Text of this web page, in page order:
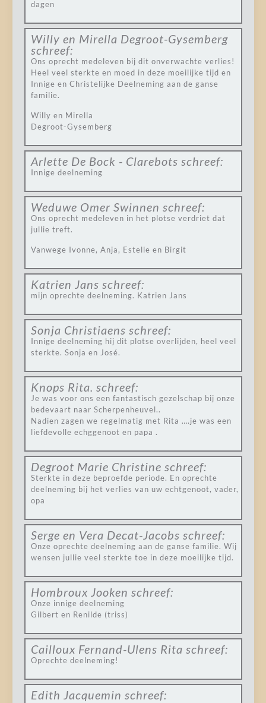
dagen
Willy en Mirella Degroot-Gysemberg
schreef:
Ons oprecht medeleven bij dit onverwachte verlies!
Heel veel sterkte en moed in deze moeilijke tijd en
Innige en Christelijke Deelneming aan de ganse
familie.
Willy en Mirella
Degroot-Gysemberg
Arlette De Bock - Clarebots schreef:
Innige deelneming
Weduwe Omer Swinnen schreef:
Ons oprecht medeleven in het plotse verdriet dat
jullie treft.
Vanwege Ivonne, Anja, Estelle en Birgit
Katrien Jans schreef:
mijn oprechte deelneming. Katrien Jans
Sonja Christiaens schreef:
Innige deelneming hij dit plotse overlijden, heel veel
sterkte. Sonja en José.
Knops Rita. schreef:
Je was voor ons een fantastisch gezelschap bij onze
bedevaart naar Scherpenheuvel..
Nadien zagen we regelmatig met Rita ….je was een
liefdevolle echggenoot en papa .
Degroot Marie Christine schreef:
Sterkte in deze beproefde periode. En oprechte
deelneming bij het verlies van uw echtgenoot, vader,
opa
Serge en Vera Decat-Jacobs schreef:
Onze oprechte deelneming aan de ganse familie. Wij
wensen jullie veel sterkte toe in deze moeilijke tijd.
Hombroux Jooken schreef:
Onze innige deelneming
Gilbert en Renilde (triss)
Cailloux Fernand-Ulens Rita schreef:
Oprechte deelneming!
Edith Jacquemin schreef: